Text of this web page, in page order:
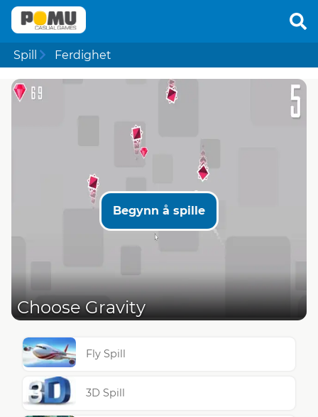
Spill Ferdighet
Begynn å spille
Choose Gravity
Fly Spill
3D Spill